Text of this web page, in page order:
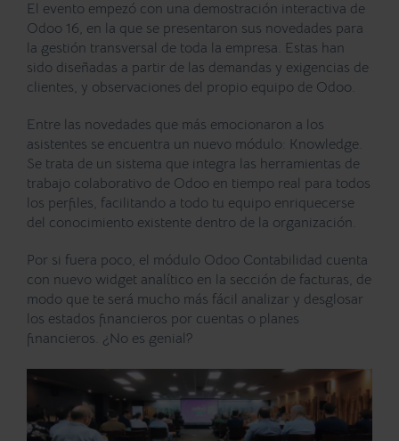
El evento empezó con una demostración interactiva de
Odoo 16 , en la que se presentaron sus novedades para
la gestión transversal de toda la empresa. Estas han
sido diseñadas a partir de las demandas y exigencias de
clientes, y observaciones del propio equipo de Odoo.
Entre las novedades que más emocionaron a los
asistentes se encuentra un nuevo módulo: Knowledge
Se trata de un sistema que integra las herramientas de
trabajo colaborativo de Odoo en tiempo real para todos
los perfiles, facilitando a todo tu equipo enriquecerse
del conocimiento existente dentro de la organización.
Por si fuera poco, el módulo Odoo Contabilidad cuenta
con nuevo widget analítico en la sección de facturas, de
modo que te será mucho más fácil analizar y desglosar
los estados financieros por cuentas o planes
financieros. ¿No es genial?